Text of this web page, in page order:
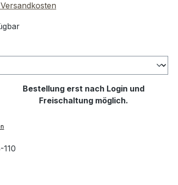
Gib den gewünschten Wert
Bestellung erst nach Login und
Freischaltung möglich.
110